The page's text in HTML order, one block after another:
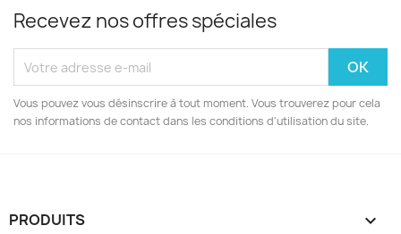
Recevez nos offres spéciales
Vous pouvez vous désinscrire à tout moment. Vous trouverez pour cela
nos informations de contact dans les conditions d'utilisation du site.
PRODUITS 